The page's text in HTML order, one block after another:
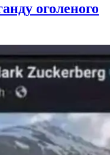
оголеного